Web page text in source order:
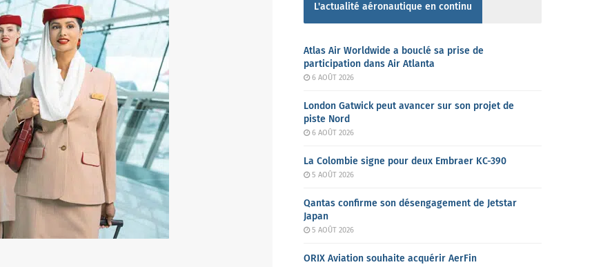
L'actualité aéronautique en continu
Atlas Air Worldwide a bouclé sa prise de
participation dans Air Atlanta
6 AOÛT 2026
London Gatwick peut avancer sur son projet de
piste Nord
6 AOÛT 2026
La Colombie signe pour deux Embraer KC-390
5 AOÛT 2026
Qantas confirme son désengagement de Jetstar
Japan
5 AOÛT 2026
ORIX Aviation souhaite acquérir AerFin